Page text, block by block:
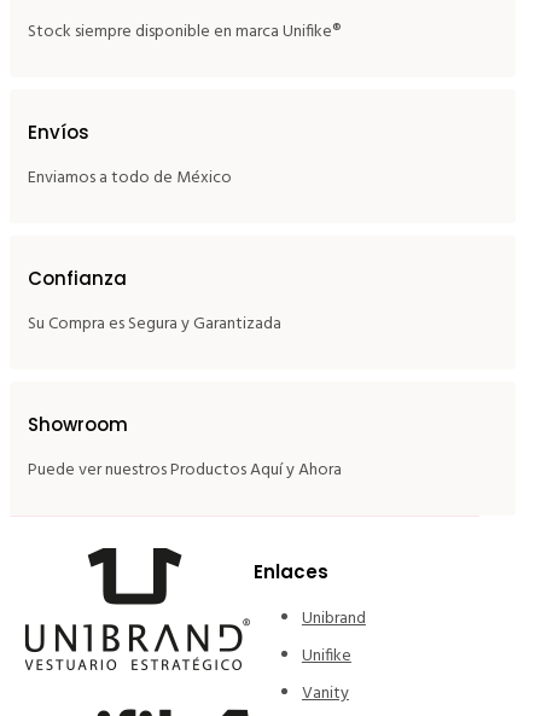
Stock siempre disponible en marca Unifike®
Envíos
Enviamos a todo de México
Confianza
Su Compra es Segura y Garantizada
Showroom
Puede ver nuestros Productos Aquí y Ahora
Enlaces
Unibrand
Unifike
Vanity